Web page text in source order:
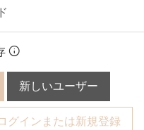
新しいユーザー
グインまたは新規登録